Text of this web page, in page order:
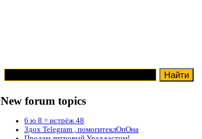
New forum topics
6 ю 8 = истрёж 48
Здох Telegram , помогитеклОпОна